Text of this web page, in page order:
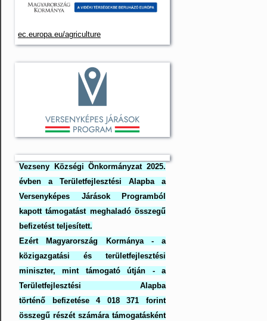
ec.europa.eu/agriculture
Vezseny Községi Önkormányzat 2025.
évben a Területfejlesztési Alapba a
Versenyképes Járások Programból
kapott támogatást meghaladó összegű
befizetést teljesített.
Ezért Magyarország Kormánya - a
közigazgatási és területfejlesztési
miniszter, mint támogató útján - a
Területfejlesztési Alapba
történő befizetése 4 018 371 forint
összegű részét számára támogatásként